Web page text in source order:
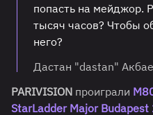
попасть на мейджор.
тысяч часов? Чтобы
него?
Дастан "dastan"
PARIVISION проиграли
StarLadder Major